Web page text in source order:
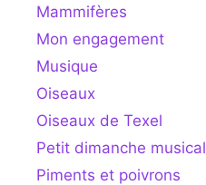
Mammifères
Mon engagement
Musique
Oiseaux
Oiseaux de Texel
Petit dimanche musical
Piments et poivrons